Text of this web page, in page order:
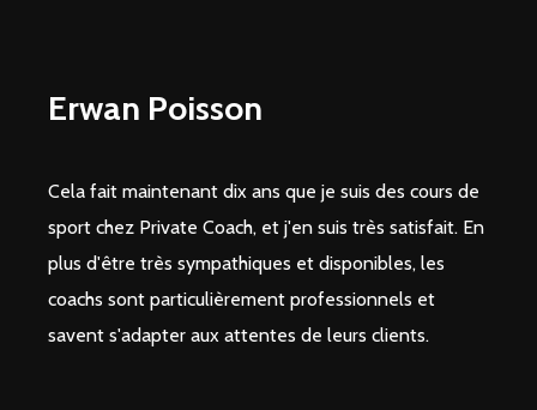
Erwan Poisson
Cela fait maintenant dix ans que je suis des cours de
sport chez Private Coach, et j'en suis très satisfait. En
plus d'être très sympathiques et disponibles, les
coachs sont particulièrement professionnels et
savent s'adapter aux attentes de leurs clients.